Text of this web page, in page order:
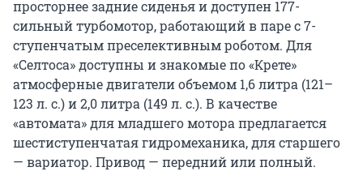
просторнее задние сиденья и доступен 177-
сильный турбомотор, работающий в паре с 7-
ступенчатым преселективным роботом. Для
«Селтоса» доступны и знакомые по «Крете»
атмосферные двигатели объемом 1,6 литра (121–
123 л. с.) и 2,0 литра (149 л. с.). В качестве
«автомата» для младшего мотора предлагается
шестиступенчатая гидромеханика, для старшего
— вариатор. Привод — передний или полный.